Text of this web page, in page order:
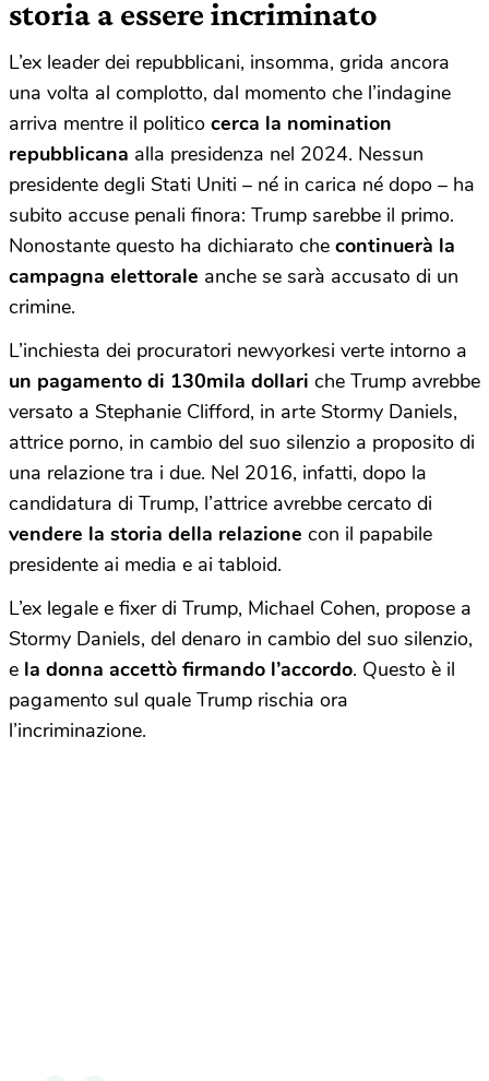
storia a essere incriminato
L’ex leader dei repubblicani, insomma, grida ancora
una volta al complotto, dal momento che l’indagine
arriva mentre il politico cerca la nomination
repubblicana alla presidenza nel 2024. Nessun
presidente degli Stati Uniti – né in carica né dopo – ha
subito accuse penali finora: Trump sarebbe il primo.
Nonostante questo ha dichiarato che continuerà la
campagna elettorale anche se sarà accusato di un
crimine.
L’inchiesta dei procuratori newyorkesi verte intorno a
un pagamento di 130mila dollari che Trump avrebbe
versato a Stephanie Clifford, in arte Stormy Daniels,
attrice porno, in cambio del suo silenzio a proposito di
una relazione tra i due. Nel 2016, infatti, dopo la
candidatura di Trump, l’attrice avrebbe cercato di
vendere la storia della relazione con il papabile
presidente ai media e ai tabloid.
L’ex legale e fixer di Trump, Michael Cohen, propose a
Stormy Daniels, del denaro in cambio del suo silenzio,
e la donna accettò firmando l’accordo. Questo è il
pagamento sul quale Trump rischia ora
l’incriminazione.